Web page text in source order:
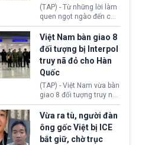
(TAP) - Từ những lời làm
quen ngọt ngào đến các
“sàn vàng ảo”, bất động
sản trực tuyến cùng
đường dây đánh bạc quy
mô lớn, hai tổ chức tội
phạm xuyên quốc gia đã
dựng lên mạng lưới hoạt
động tại Việt Nam và
Lào, lôi kéo hàng nghìn
người tham gia, luân
chuyển dòng tiền qua
nhiều lớp tài khoản. Sau
hơn 2 tuần phối hợp truy
xét, lực lượng chức năng
Việt Nam bàn giao 8
đối tượng bị Interpol
truy nã đỏ cho Hàn
Quốc
(TAP) - Việt Nam vừa bàn
giao 8 đối tượng truy nã
đỏ Interpol cho lực lượng
chức năng Hàn Quốc.
Nhóm này bị xác định
lừa đảo 619 nạn nhân,
chiếm đoạt hơn 17,7 tỷ
Vừa ra tù, người đàn
ông gốc Việt bị ICE
bắt giữ, chờ trục